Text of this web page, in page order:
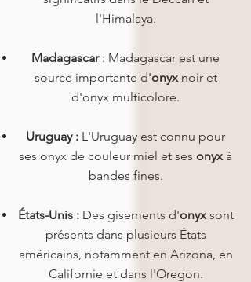
l'Himalaya.
Madagascar : Madagascar est une
source importante d'onyxnoir et
d'onyx multicolore.
Uruguay : L'Uruguay est connu pour
ses onyx de couleur miel et ses onyx à
bandes fines.
États-Unis :Des gisements d'onyxsont
présents dans plusieurs États
américains, notamment en Arizona, en
Californie et dans l'Oregon.